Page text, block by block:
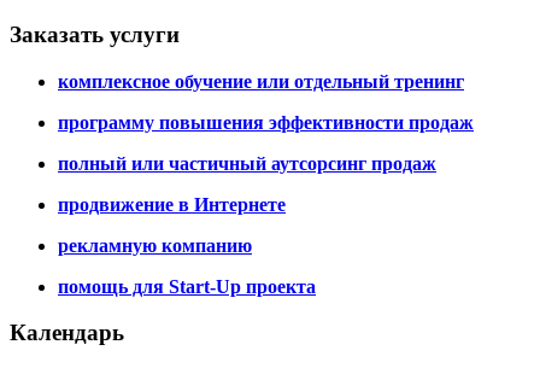
Заказать услуги
комплексное обучение или отдельный тренинг
программу повышения эффективности продаж
полный или частичный аутсорсинг продаж
продвижение в Интернете
рекламную компанию
помощь для Start-Up проекта
Календарь